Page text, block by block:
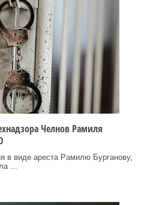
Челнов Рамиля
в виде ареста Рамилю Бурганову,
...